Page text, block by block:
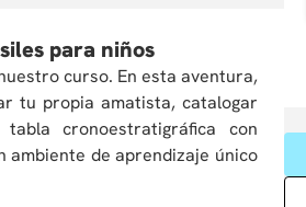
para niños
curso. En esta aventura,
tu propia amatista, catalogar
cronoestratigráfica con
ambiente de aprendizaje único